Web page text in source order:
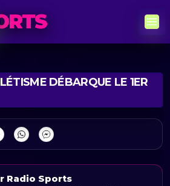
DÉBARQUE LE 1ER
Radio Sports